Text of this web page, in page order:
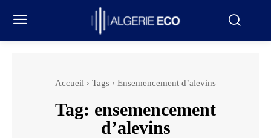
Accueil Tags Ensemencement d’alevins
Tag: ensemencement
d’alevins